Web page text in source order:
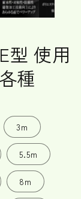
型 使用
種
3m
5.5m
8m